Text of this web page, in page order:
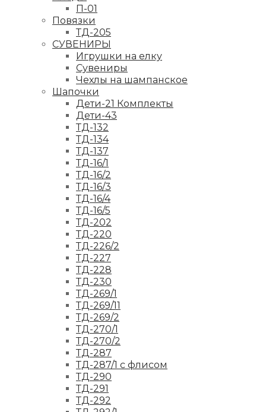
П-01
Повязки
ТД-205
СУВЕНИРЫ
Игрушки на елку
Сувениры
Чехлы на шампанское
Шапочки
Дети-21 Комплекты
Дети-43
ТД-132
ТД-134
ТД-137
ТД-16/1
ТД-16/2
ТД-16/3
ТД-16/4
ТД-16/5
ТД-202
ТД-220
ТД-226/2
ТД-227
ТД-228
ТД-230
ТД-269/1
ТД-269/11
ТД-269/2
ТД-270/1
ТД-270/2
ТД-287
ТД-287/1 с флисом
ТД-290
ТД-291
ТД-292